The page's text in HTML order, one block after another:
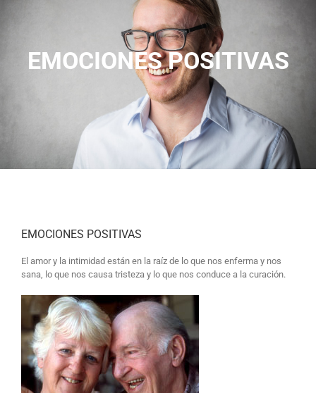
EMOCIONES POSITIVAS
EMOCIONES POSITIVAS
El amor y la intimidad están en la raíz de lo que nos enferma y nos
sana, lo que nos causa tristeza y lo que nos conduce a la curación.